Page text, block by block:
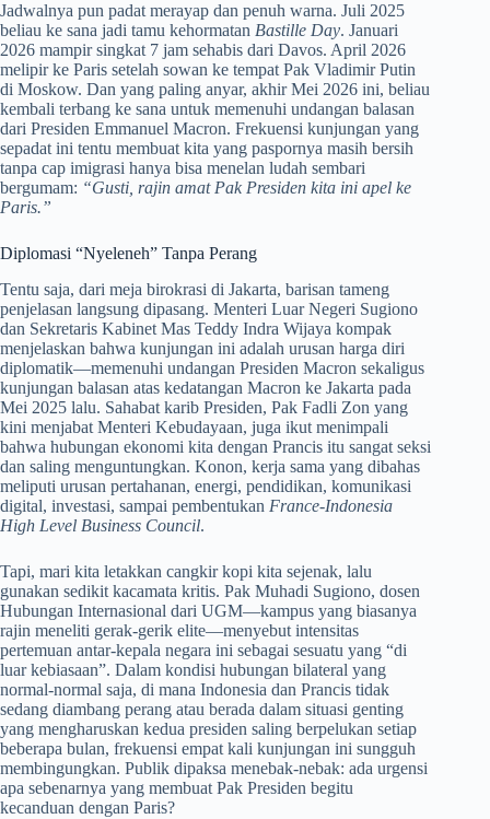
Jadwalnya pun padat merayap dan penuh warna. Juli 2025
beliau ke sana jadi tamu kehormatan Bastille Day. Januari
2026 mampir singkat 7 jam sehabis dari Davos. April 2026
melipir ke Paris setelah sowan ke tempat Pak Vladimir Putin
di Moskow. Dan yang paling anyar, akhir Mei 2026 ini, beliau
kembali terbang ke sana untuk memenuhi undangan balasan
dari Presiden Emmanuel Macron. Frekuensi kunjungan yang
sepadat ini tentu membuat kita yang paspornya masih bersih
tanpa cap imigrasi hanya bisa menelan ludah sembari
bergumam: “Gusti, rajin amat Pak Presiden kita ini apel ke
Paris.”
Diplomasi “Nyeleneh” Tanpa Perang
Tentu saja, dari meja birokrasi di Jakarta, barisan tameng
penjelasan langsung dipasang. Menteri Luar Negeri Sugiono
dan Sekretaris Kabinet Mas Teddy Indra Wijaya kompak
menjelaskan bahwa kunjungan ini adalah urusan harga diri
diplomatik—memenuhi undangan Presiden Macron sekaligus
kunjungan balasan atas kedatangan Macron ke Jakarta pada
Mei 2025 lalu. Sahabat karib Presiden, Pak Fadli Zon yang
kini menjabat Menteri Kebudayaan, juga ikut menimpali
bahwa hubungan ekonomi kita dengan Prancis itu sangat seksi
dan saling menguntungkan. Konon, kerja sama yang dibahas
meliputi urusan pertahanan, energi, pendidikan, komunikasi
digital, investasi, sampai pembentukan France-Indonesia
High Level Business Council.
Tapi, mari kita letakkan cangkir kopi kita sejenak, lalu
gunakan sedikit kacamata kritis. Pak Muhadi Sugiono, dosen
Hubungan Internasional dari UGM—kampus yang biasanya
rajin meneliti gerak-gerik elite—menyebut intensitas
pertemuan antar-kepala negara ini sebagai sesuatu yang “di
luar kebiasaan”. Dalam kondisi hubungan bilateral yang
normal-normal saja, di mana Indonesia dan Prancis tidak
sedang diambang perang atau berada dalam situasi genting
yang mengharuskan kedua presiden saling berpelukan setiap
beberapa bulan, frekuensi empat kali kunjungan ini sungguh
membingungkan. Publik dipaksa menebak-nebak: ada urgensi
apa sebenarnya yang membuat Pak Presiden begitu
kecanduan dengan Paris?